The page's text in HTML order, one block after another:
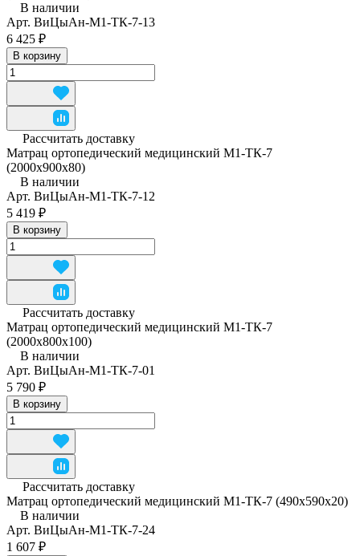
В наличии
Арт. ВиЦыАн-М1-ТК-7-13
6 425 ₽
В корзину
Рассчитать доставку
Матрац ортопедический медицинский М1-ТК-7
(2000x900x80)
В наличии
Арт. ВиЦыАн-М1-ТК-7-12
5 419 ₽
В корзину
Рассчитать доставку
Матрац ортопедический медицинский М1-ТК-7
(2000х800х100)
В наличии
Арт. ВиЦыАн-М1-ТК-7-01
5 790 ₽
В корзину
Рассчитать доставку
Матрац ортопедический медицинский М1-ТК-7 (490x590x20)
В наличии
Арт. ВиЦыАн-М1-ТК-7-24
1 607 ₽